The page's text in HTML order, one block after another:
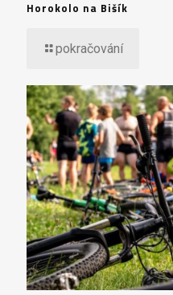
Horokolo na Bišík
pokračování